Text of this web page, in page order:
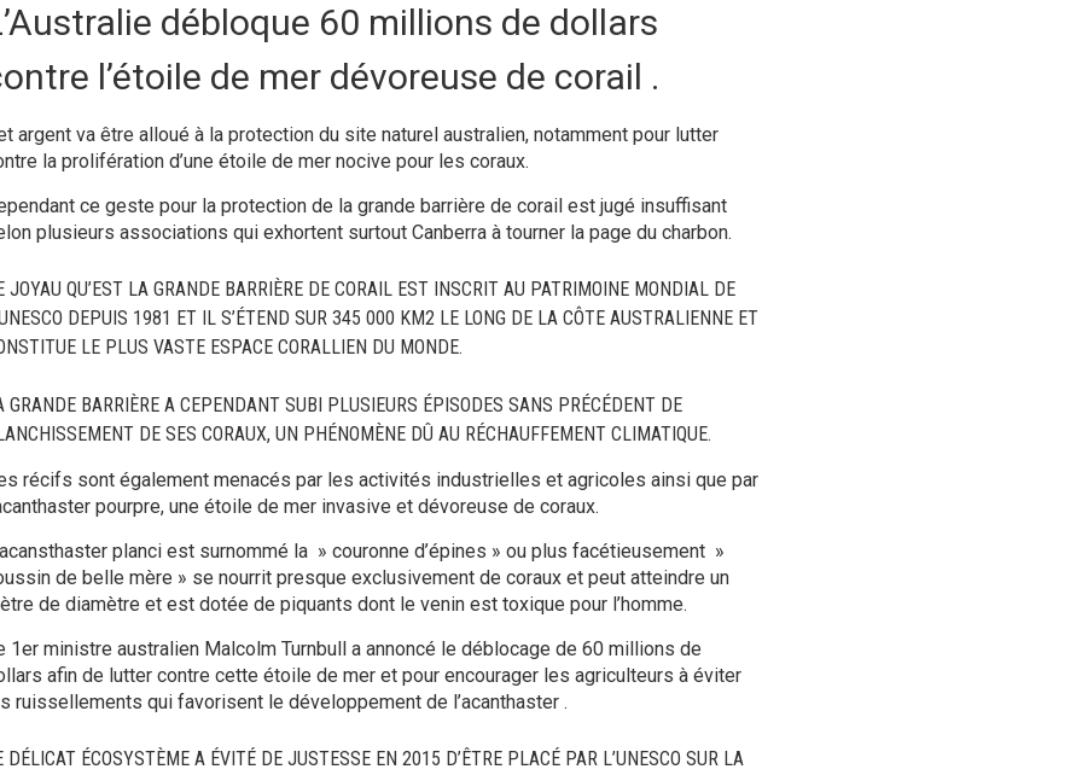
débloque 60 millions de dollars
l’étoile de mer dévoreuse de corail .
argent va être alloué à la protection du site naturel australien, notamment pour lutter
la prolifération d’une étoile de mer nocive pour les coraux.
ce geste pour la protection de la grande barrière de corail est jugé insuffisant
plusieurs associations qui exhortent surtout Canberra à tourner la page du charbon.
JOYAU QU’EST LA GRANDE BARRIÈRE DE CORAIL EST INSCRIT AU PATRIMOINE MONDIAL DE
DEPUIS 1981 ET IL S’ÉTEND SUR 345 000 KM2 LE LONG DE LA CÔTE AUSTRALIENNE ET
LE PLUS VASTE ESPACE CORALLIEN DU MONDE.
GRANDE BARRIÈRE A CEPENDANT SUBI PLUSIEURS ÉPISODES SANS PRÉCÉDENT DE
DE SES CORAUX, UN PHÉNOMÈNE DÛ AU RÉCHAUFFEMENT CLIMATIQUE.
récifs sont également menacés par les activités industrielles et agricoles ainsi que par
pourpre, une étoile de mer invasive et dévoreuse de coraux.
planci est surnommé la » couronne d’épines » ou plus facétieusement »
de belle mère » se nourrit presque exclusivement de coraux et peut atteindre un
de diamètre et est dotée de piquants dont le venin est toxique pour l’homme.
1er ministre australien Malcolm Turnbull a annoncé le déblocage de 60 millions de
afin de lutter contre cette étoile de mer et pour encourager les agriculteurs à éviter
ruissellements qui favorisent le développement de l’acanthaster .
DÉLICAT ÉCOSYSTÈME A ÉVITÉ DE JUSTESSE EN 2015 D’ÊTRE PLACÉ PAR L’UNESCO SUR LA